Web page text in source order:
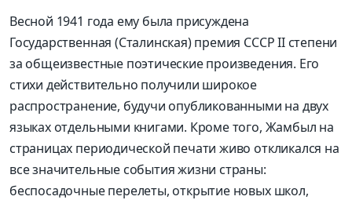
Весной 1941 года ему была присуждена
Государственная (Сталинская) премия СССР II степени
за общеизвестные поэтические произведения. Его
стихи действительно получили широкое
распространение, будучи опубликованными на двух
языках отдельными книгами. Кроме того, Жамбыл на
страницах периодической печати живо откликался на
все значительные события жизни страны:
беспосадочные перелеты, открытие новых школ,